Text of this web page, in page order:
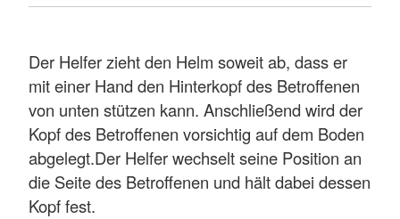
Der Helfer zieht den Helm soweit ab, dass er
mit einer Hand den Hinterkopf des Betroffenen
von unten stützen kann. Anschließend wird der
Kopf des Betroffenen vorsichtig auf dem Boden
abgelegt.Der Helfer wechselt seine Position an
die Seite des Betroffenen und hält dabei dessen
Kopf fest.